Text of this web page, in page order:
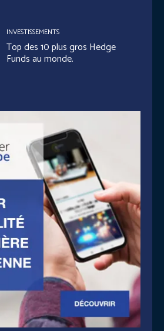
INVESTISSEMENTS
Top des 10 plus gros Hedge
Funds au monde.